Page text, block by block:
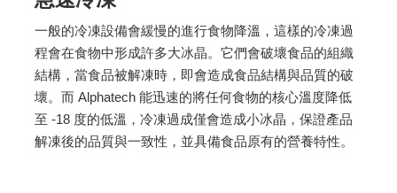
一般的冷凍設備會緩慢的進行食物降溫，這樣的冷凍過
程會在食物中形成許多大冰晶。它們會破壞食品的組織
結構，當食品被解凍時，即會造成食品結構與品質的破
壞。而 Alphatech 能迅速的將任何食物的核心溫度降低
至 -18 度的低溫，冷凍過成僅會造成小冰晶，保證產品
解凍後的品質與一致性，並具備食品原有的營養特性。